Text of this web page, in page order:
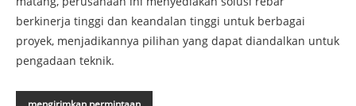
berkinerja tinggi dan keandalan tinggi untuk berbagai
proyek, menjadikannya pilihan yang dapat diandalkan untuk
pengadaan teknik.